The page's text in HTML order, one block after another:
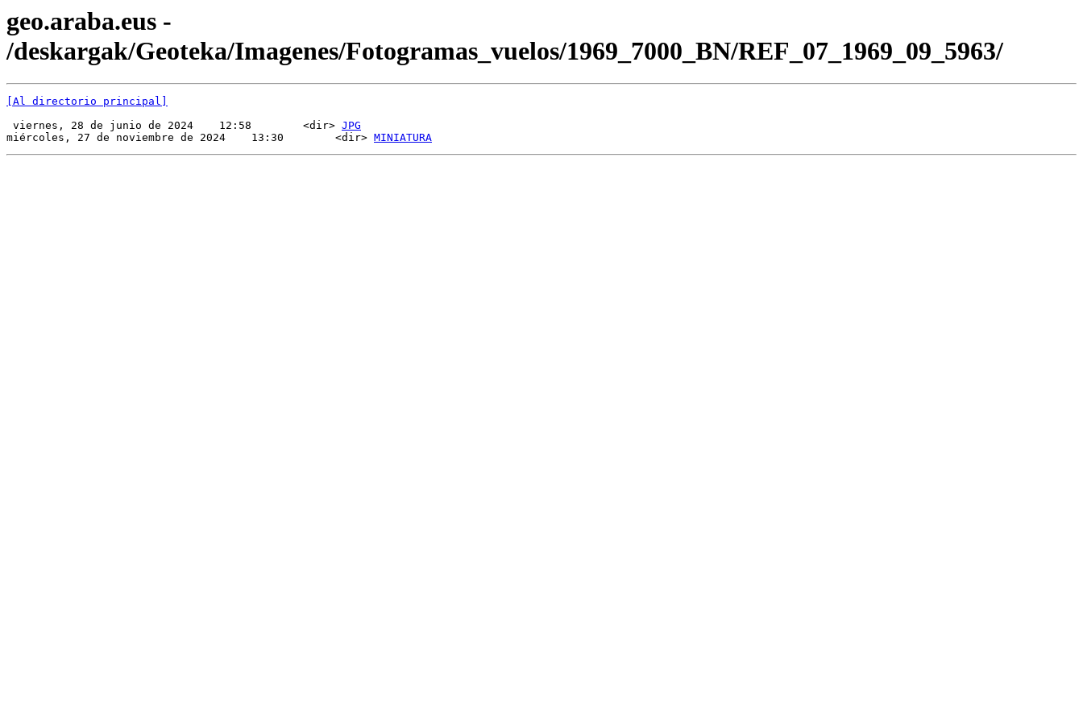
geo.araba.eus -
/deskargak/Geoteka/Imagenes/Fotogramas_vuelos/1969_7000_BN/REF_07_1969_09_5963/
[Al directorio principal]
viernes, 28 de junio de 2024    12:58        <dir> JPG
miércoles, 27 de noviembre de 2024    13:30        <dir> MINIATURA